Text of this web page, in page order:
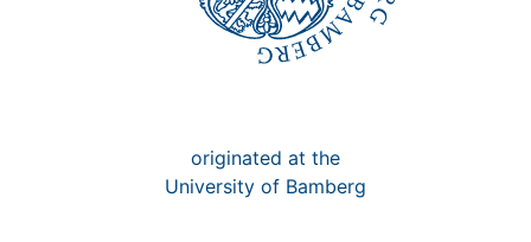
originated at the
University of Bamberg